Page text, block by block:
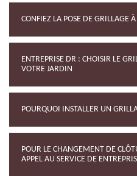
CONFIEZ LA POSE DE GRILLAGE
ENTREPRISE DR : CHOISIR LE
VOTRE JARDIN
POURQUOI INSTALLER UN
POUR LE CHANGEMENT DE
APPEL AU SERVICE DE